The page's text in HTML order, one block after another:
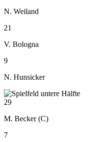
N. Weiland
21
V. Bologna
9
N. Hunsicker
29
M. Becker (C)
7